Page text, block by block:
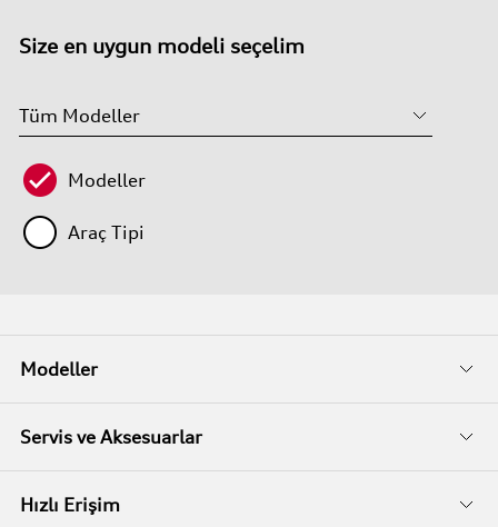
Size en uygun modeli seçelim
Modeller
Araç Tipi
Modeller
Fiyat Listeleri
Kampanyalar
Servis ve Aksesuarlar
Audi Garanti
Hızlı Erişim